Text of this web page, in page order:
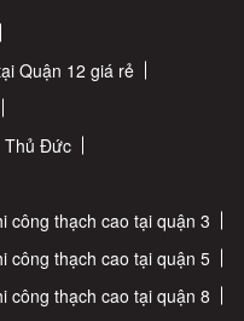
Quận 12 giá rẻ
Thủ Đức
công thạch cao tại quận 3
công thạch cao tại quận 5
công thạch cao tại quận 8